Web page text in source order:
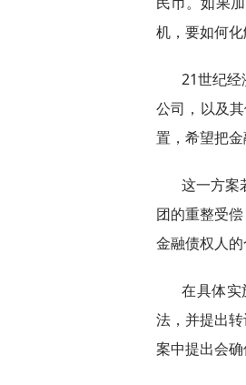
机，要如何化
21世纪经
公司，以及
置，希望把
这一方案
团的重整受
金融债权人
在具体
法，并提出
案中提出会